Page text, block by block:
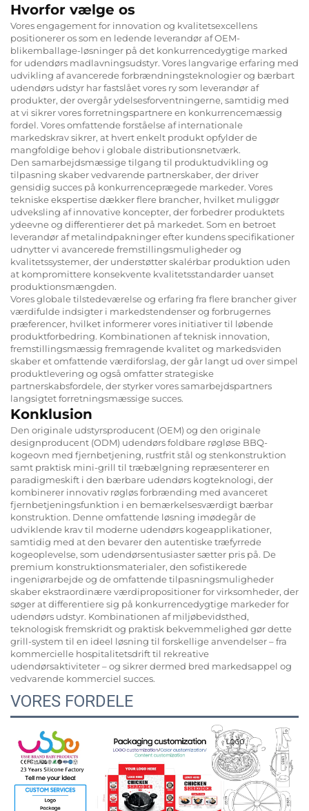
Hvorfor vælge os
Vores engagement for innovation og kvalitetsexcellens
positionerer os som en ledende leverandør af OEM-
blikemballage-løsninger på det konkurrencedygtige marked
for udendørs madlavningsudstyr. Vores langvarige erfaring med
udvikling af avancerede forbrændningsteknologier og bærbart
udendørs udstyr har fastslået vores ry som leverandør af
produkter, der overgår ydelsesforventningerne, samtidig med
at vi sikrer vores forretningspartnere en konkurrencemæssig
fordel. Vores omfattende forståelse af internationale
markedskrav sikrer, at hvert enkelt produkt opfylder de
mangfoldige behov i globale distributionsnetværk.
Den samarbejdsmæssige tilgang til produktudvikling og
tilpasning skaber vedvarende partnerskaber, der driver
gensidig succes på konkurrenceprægede markeder. Vores
tekniske ekspertise dækker flere brancher, hvilket muliggør
udveksling af innovative koncepter, der forbedrer produktets
ydeevne og differentierer det på markedet. Som en betroet
leverandør af metalindpakninger efter kundens specifikationer
udnytter vi avancerede fremstillingsmuligheder og
kvalitetssystemer, der understøtter skalérbar produktion uden
at kompromittere konsekvente kvalitetsstandarder uanset
produktionsmængden.
Vores globale tilstedeværelse og erfaring fra flere brancher giver
værdifulde indsigter i markedstendenser og forbrugernes
præferencer, hvilket informerer vores initiativer til løbende
produktforbedring. Kombinationen af teknisk innovation,
fremstillingsmæssig fremragende kvalitet og markedsviden
skaber et omfattende værdiforslag, der går langt ud over simpel
produktlevering og også omfatter strategiske
partnerskabsfordele, der styrker vores samarbejdspartners
langsigtet forretningsmæssige succes.
Konklusion
Den originale udstyrsproducent (OEM) og den originale
designproducent (ODM) udendørs foldbare røgløse BBQ-
kogeovn med fjernbetjening, rustfrit stål og stenkonstruktion
samt praktisk mini-grill til træbælgning repræsenterer en
paradigmeskift i den bærbare udendørs kogteknologi, der
kombinerer innovativ røgløs forbrænding med avanceret
fjernbetjeningsfunktion i en bemærkelsesværdigt bærbar
konstruktion. Denne omfattende løsning imødegår de
udviklende krav til moderne udendørs kogeapplikationer,
samtidig med at den bevarer den autentiske træfyrrede
kogeoplevelse, som udendørsentusiaster sætter pris på. De
premium konstruktionsmaterialer, den sofistikerede
ingeniørarbejde og de omfattende tilpasningsmuligheder
skaber ekstraordinære værdipropositioner for virksomheder, der
søger at differentiere sig på konkurrencedygtige markeder for
udendørs udstyr. Kombinationen af miljøbevidsthed,
teknologisk fremskridt og praktisk bekvemmelighed gør dette
grill-system til en ideel løsning til forskellige anvendelser – fra
kommercielle hospitalitetsdrift til rekreative
udendørsaktiviteter – og sikrer dermed bred markedsappel og
vedvarende kommerciel succes.
VORES FORDELE